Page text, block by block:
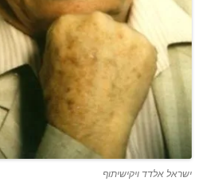
ישראל אלדד ויקישיתוף